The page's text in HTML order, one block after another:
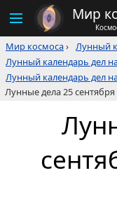
Мир
Мир космоса› Лунный
Лунный календарь дел
Лунный календарь дел
Лунные дела 25 сентября